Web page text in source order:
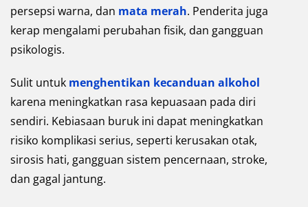
persepsi warna, dan mata merah. Penderita juga
kerap mengalami perubahan fisik, dan gangguan
psikologis.
Sulit untuk menghentikan kecanduan alkohol
karena meningkatkan rasa kepuasaan pada diri
sendiri. Kebiasaan buruk ini dapat meningkatkan
risiko komplikasi serius, seperti kerusakan otak,
sirosis hati, gangguan sistem pencernaan, stroke,
dan gagal jantung.